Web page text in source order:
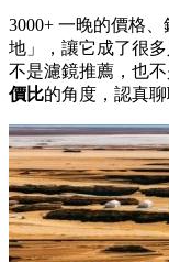
3000+ 一晚的價格
地」，讓它成了很
不是濾鏡推薦，也
價比的角度，認真